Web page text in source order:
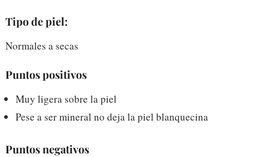
Tipo de piel:
Normales a secas
Puntos positivos
Muy ligera sobre la piel
Pese a ser mineral no deja la piel blanquecina
Puntos negativos